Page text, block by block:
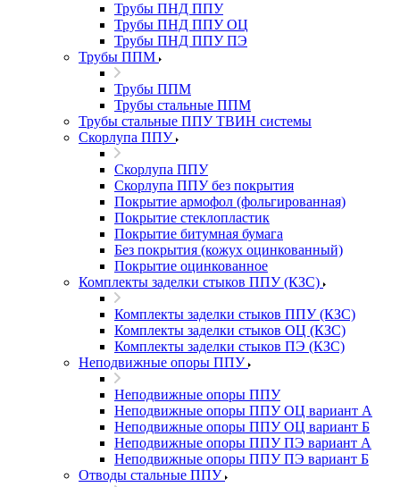
Трубы ПНД ППУ
Трубы ПНД ППУ ОЦ
Трубы ПНД ППУ ПЭ
Трубы ППМ
Трубы ППМ
Трубы стальные ППМ
Трубы стальные ППУ ТВИН системы
Скорлупа ППУ
Скорлупа ППУ
Скорлупа ППУ без покрытия
Покрытие армофол (фольгированная)
Покрытие стеклопластик
Покрытие битумная бумага
Без покрытия (кожух оцинкованный)
Покрытие оцинкованное
Комплекты заделки стыков ППУ (КЗС)
Комплекты заделки стыков ППУ (КЗС)
Комплекты заделки стыков ОЦ (КЗС)
Комплекты заделки стыков ПЭ (КЗС)
Неподвижные опоры ППУ
Неподвижные опоры ППУ
Неподвижные опоры ППУ ОЦ вариант А
Неподвижные опоры ППУ ОЦ вариант Б
Неподвижные опоры ППУ ПЭ вариант А
Неподвижные опоры ППУ ПЭ вариант Б
Отводы стальные ППУ